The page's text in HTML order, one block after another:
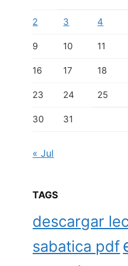
2 3 4
9 10 11
16 17 18
23 24 25
30 31
« Jul
TAGS
descargar
sabatica pdf